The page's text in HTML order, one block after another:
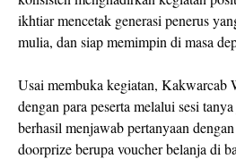
ikhtiar mencetak generasi penerus
mulia, dan siap memimpin di masa
Usai membuka kegiatan, Kakwarcab
dengan para peserta melalui sesi
berhasil menjawab pertanyaan
doorprize berupa voucher belanja di